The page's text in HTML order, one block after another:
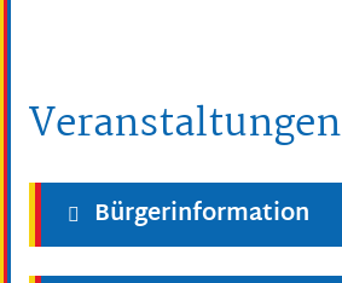
Veranstaltungen
Bürgerinformation